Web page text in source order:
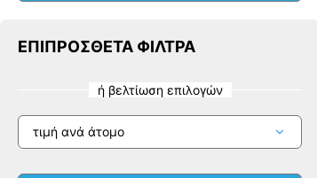
ΕΠΙΠΡΌΣΘΕΤΑ ΦΊΛΤΡΑ
ή βελτίωση επιλογών